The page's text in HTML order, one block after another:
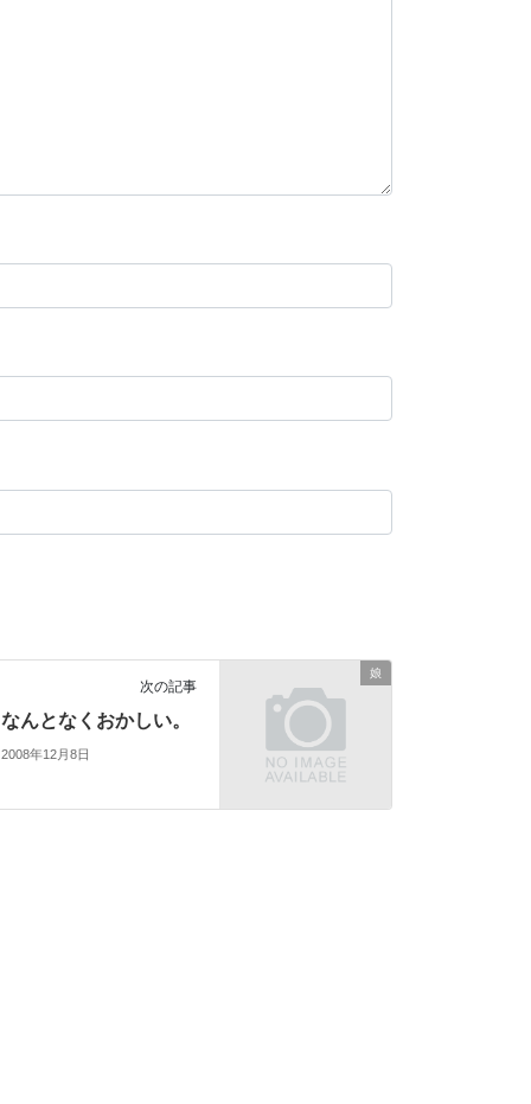
娘
次の記事
なんとなくおかしい。
2008年12月8日